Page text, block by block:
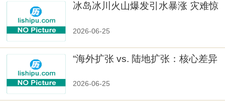
冰岛冰川火山爆发引水暴涨 灾难惊
2026-06-25
“海外扩张 vs. 陆地扩张：核心差异
2026-06-25